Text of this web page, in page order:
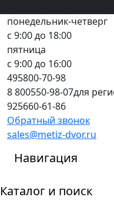
понедельник-четверг
с 9:00 до 18:00
пятница
с 9:00 до 16:00
495800-70-98
8 800550-98-07для
925660-61-86
Обратный звонок
sales@metiz-dvor.ru
Навигация
Каталог и поиск